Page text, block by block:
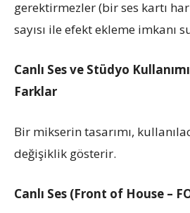
gerektirmezler (bir ses kartı
sayısı ile efekt ekleme imkanı
Canlı Ses ve Stüdyo
Farklar
Bir mikserin tasarımı,
değişiklik gösterir.
Canlı Ses (Front of House –